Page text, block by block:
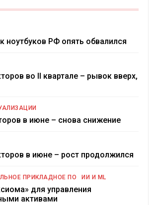
ноутбуков РФ опять обвалился
во II квартале – рывок вверх,
в июне – снова снижение
в июне – рост продолжился
ПРИКЛАДНОЕ ПО ИИ И ML
для управления
активами